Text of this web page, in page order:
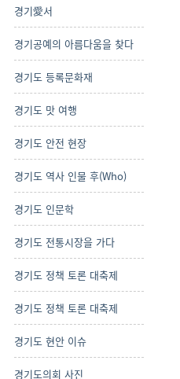
경기愛서
경기공예의 아름다움을 찾다
경기도 등록문화재
경기도 맛 여행
경기도 안전 현장
경기도 역사 인물 후(Who)
경기도 인문학
경기도 전통시장을 가다
경기도 정책 토론 대축제
경기도 정책 토론 대축제
경기도 현안 이슈
경기도의회 사진